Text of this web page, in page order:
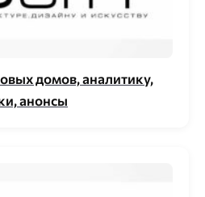
домов, аналитику,
анонсы